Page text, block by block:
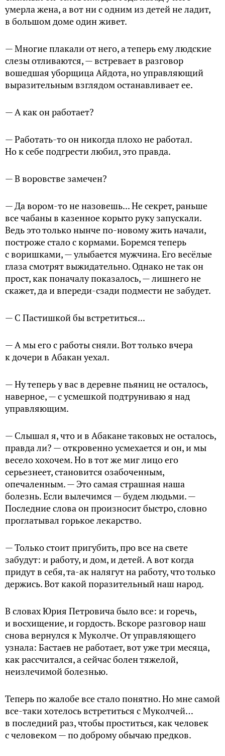
умерла жена, а вот ни с одним из детей не ладит,
в большом доме один живет.
— Многие плакали от него, а теперь ему людские
слезы отливаются, — встревает в разговор
вошедшая уборщица Айдота, но управляющий
выразительным взглядом останавливает ее.
— А как он работает?
— Работать-то он никогда плохо не работал.
Но к себе подгрести любил, это правда.
— В воровстве замечен?
— Да вором-то не назовешь... Не секрет, раньше
все чабаны в казенное корыто руку запускали.
Ведь это только нынче по-новому жить начали,
построже стало с кормами. Боремся теперь
с воришками, — улыбается мужчина. Его весёлые
глаза смотрят выжидательно. Однако не так он
прост, как поначалу показалось, — лишнего не
скажет, да и впереди-сзади подмести не забудет.
— С Пастишкой бы встретиться...
— А мы его с работы сняли. Вот только вчера
к дочери в Абакан уехал.
— Ну теперь у вас в деревне пьяниц не осталось,
наверное, — с усмешкой подтруниваю я над
управляющим.
— Слышал я, что и в Абакане таковых не осталось,
правда ли? — откровенно усмехается и он, и мы
весело хохочем. Но в тот же миг лицо его
серьезнеет, становится озабоченным,
опечаленным. — Это самая страшная наша
болезнь. Если вылечимся — будем людьми. —
Последние слова он произносит быстро, словно
проглатывал горькое лекарство.
— Только стоит пригубить, про все на свете
забудут: и работу, и дом, и детей. А вот когда
придут в себя, та-ак налягут на работу, что только
держись. Вот какой поразительный наш народ.
В словах Юрия Петровича было все: и горечь,
и восхищение, и гордость. Вскоре разговор наш
снова вернулся к Муколче. От управляющего
узна­ла: Бастаев не работает, вот уже три месяца,
как рассчитался, а сейчас болен тяжелой,
неизлечимой болезнью.
Теперь по жалобе все стало понятно. Но мне самой
все-таки хотелось встретиться с Муколчей…
в последний раз, чтобы проститься, как человек
с человеком — по доброму обычаю предков.